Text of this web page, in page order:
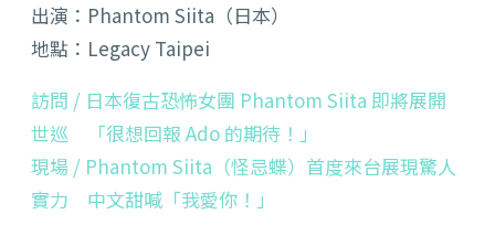
出演：Phantom Siita（日本）
地點：Legacy Taipei
訪問 / 日本復古恐怖女團 Phantom Siita 即將展開
世巡 「很想回報 Ado 的期待！」
現場 / Phantom Siita（怪忌蝶）首度來台展現驚人
實力 中文甜喊「我愛你！」